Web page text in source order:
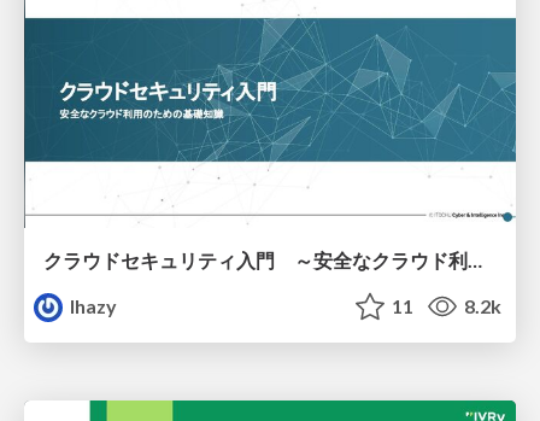
クラウドセキュリティ入門 ～安全なクラウド利用のための基礎知識～
lhazy
11 8.2k